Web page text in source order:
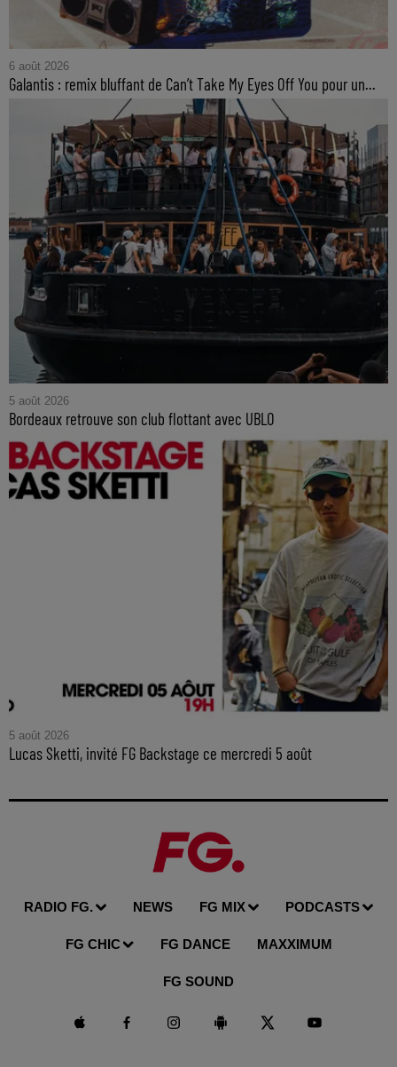
6 août 2026
Galantis : remix bluffant de Can’t Take My Eyes Off You pour un...
5 août 2026
Bordeaux retrouve son club flottant avec UBLO
5 août 2026
Lucas Sketti, invité FG Backstage ce mercredi 5 août
RADIO FG. NEWS FG MIX PODCASTS
FG CHIC FG DANCE MAXXIMUM
FG SOUND